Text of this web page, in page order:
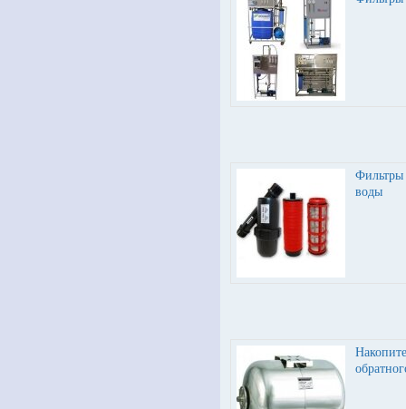
Фильтры
воды